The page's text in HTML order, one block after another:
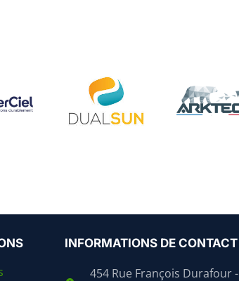
INFORMATIONS DE CONTACT
454 Rue François Durafour -